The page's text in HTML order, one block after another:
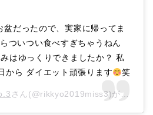
盆だったので、実家に帰ってま
ついつい食べすぎちゃうねん
はゆっくりできましたか？ 私
から ダイエット頑張ります
笑
さん(@rikkyo2019miss3)がシェアした投稿 –